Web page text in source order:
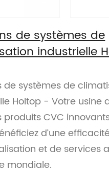
de systèmes de
industrielle
de systèmes de
Holtop - Votre usine
produits CVC
d’une
et de services
mondiale.